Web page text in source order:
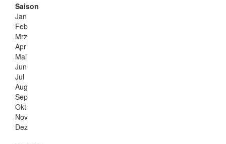
Saison
Jan
Feb
Mrz
Apr
Mai
Jun
Jul
Aug
Sep
Okt
Nov
Dez